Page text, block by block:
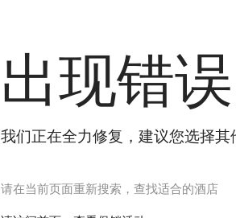
出现错误
我们正在全力修复，建议您选择其
请在当前页面重新搜索，查找适合的酒店